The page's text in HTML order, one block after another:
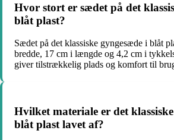
Hvor stort er sædet på det
blåt plast?
Sædet på det klassiske gyngesæde i blåt
bredde, 17 cm i længde og 4,2 cm i
giver tilstrækkelig plads og komfort til
Hvilket materiale er det
blåt plast lavet af?